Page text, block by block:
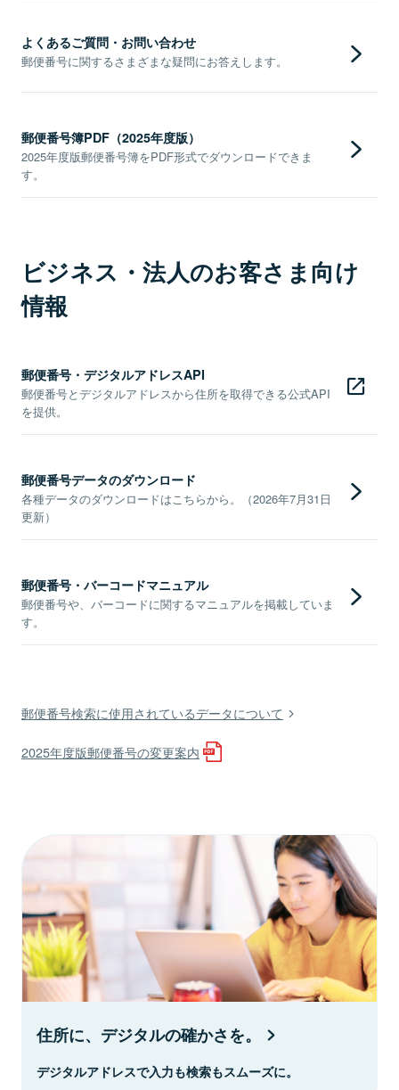
よくあるご質問・お問い合わせ
郵便番号に関するさまざまな疑問にお答えします。
郵便番号簿PDF（2025年度版）
2025年度版郵便番号簿をPDF形式でダウンロードできま
す。
ビジネス・法人のお客さま向け
情報
郵便番号・デジタルアドレスAPI
郵便番号とデジタルアドレスから住所を取得できる公式API
を提供。
郵便番号データのダウンロード
各種データのダウンロードはこちらから。（2026年7月31日
更新）
郵便番号・バーコードマニュアル
郵便番号や、バーコードに関するマニュアルを掲載していま
す。
郵便番号検索に使用されているデータについて
2025年度版郵便番号の変更案内
住所に、デジタルの確かさを。
デジタルアドレスで入力も検索もスムーズに。